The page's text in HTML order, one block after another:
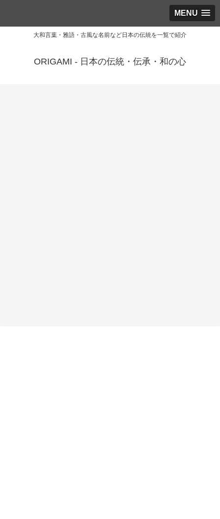
MENU
大和言葉・雅語・古風な名前など日本の伝統を一覧で紹介
ORIGAMI - 日本の伝統・伝承・和の心